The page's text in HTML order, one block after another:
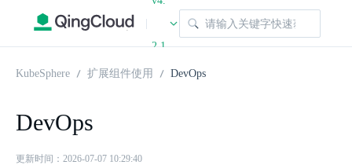
|
2.1
KubeSphere 扩展组件使用 DevOps
DevOps
更新时间：2026-07-07 10:29:40